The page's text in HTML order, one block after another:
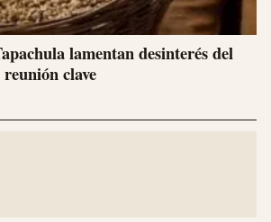
lamentan desinterés del
clave